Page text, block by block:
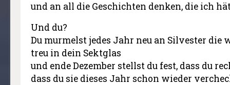
und an all die Geschichten denken, die ich
Und du?
Du murmelst jedes Jahr neu an Silvester die
treu in dein Sektglas
und ende Dezember stellst du fest, dass du
dass du sie dieses Jahr schon wieder